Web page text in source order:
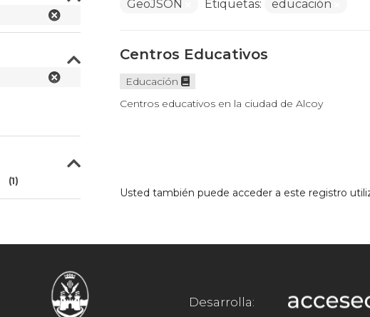
(1)
GeoJSON Etiquetas: educación
Centros Educativos
Educación
Centros educativos en la ciudad de Alcoy
Usted también puede acceder a este registro
Desarrolla: